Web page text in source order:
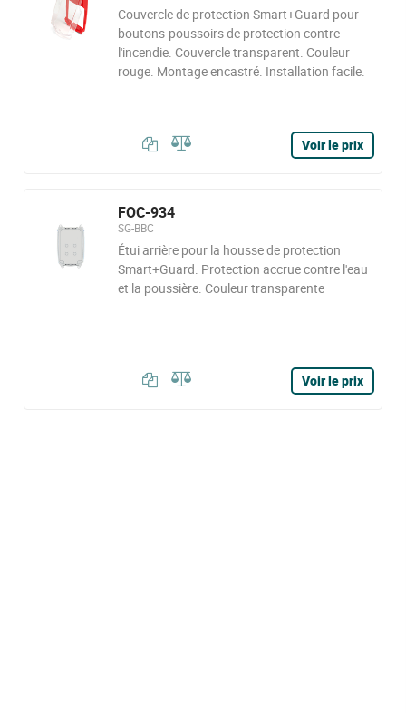
Couvercle de protection Smart+Guard pour
boutons-poussoirs de protection contre
l'incendie. Couvercle transparent. Couleur
rouge. Montage encastré. Installation facile.
Voir le prix
FOC-934
SG-BBC
Étui arrière pour la housse de protection
Smart+Guard. Protection accrue contre l'eau
et la poussière. Couleur transparente
Voir le prix